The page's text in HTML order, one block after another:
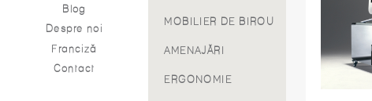
Blog
Despre noi
Franciză
Contact
MOBILIER DE BIROU
AMENAJĂRI
ERGONOMIE